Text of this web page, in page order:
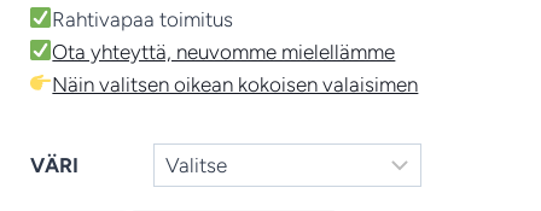
Rahtivapaa toimitus
Ota yhteyttä, neuvomme mielellämme
Näin valitsen oikean kokoisen valaisimen
VÄRI